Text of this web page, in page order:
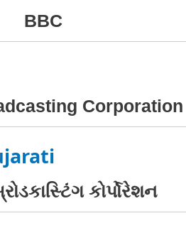
BBC
Corporation
કોર્પોરેશન